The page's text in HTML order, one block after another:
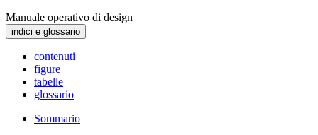
Manuale operativo di design
indici e glossario
contenuti
figure
tabelle
glossario
Sommario